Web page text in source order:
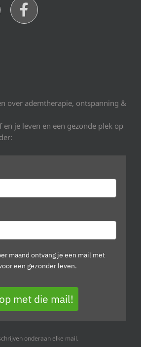
over ademtherapie, ontspanning &
je leven en een gezonde plek op
maand ontvang je een mail met
een gezonder leven.
met die mail!
onderaan elke mail.